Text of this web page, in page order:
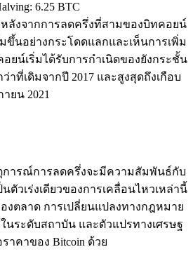
การสนับสนุนจาก Crypto
6.25 BTC
ลังจากการลดครึ่งที่สามของบิทคอยน์
ขึ้นอย่างกระโดดแลกและเห็นการเพิ่ม
อยน์เริ่มได้รับการกำเนิดของยังกระชั้น
าที่เดิมจากปี 2017 และสูงสุดถึงเกือบ
ยน 2021
การณ์การลดครึ่งจะมีความสัมพันธ์กับ
ตัวเร่งเดียวของการเคลื่อนไหวเหล่านี้
งตลาด การเปลี่ยนแปลงทางกฎหมาย
นระดับสถาบัน และตัวแปรทางเศรษฐ
คาของ Bitcoin ด้วย